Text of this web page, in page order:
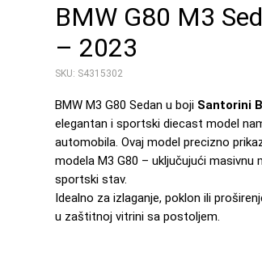
BMW G80 M3
– 2023
SKU: S4315302
BMW M3 G80 Sedan u boji Santorini
elegantan i sportski diecast model
automobila. Ovaj model precizno
modela M3 G80 – uključujući masivnu
sportski stav.
Idealno za izlaganje, poklon ili
u zaštitnoj vitrini sa postoljem.